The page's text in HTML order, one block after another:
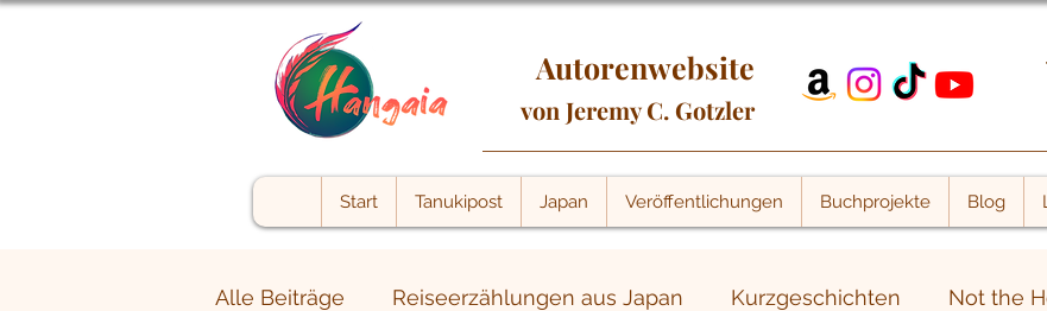
Autorenwebsite
von Jeremy C. Gotzler
Start Tanukipost Japan Veröffentlichungen Buchprojekte Blog
Alle Beiträge Reiseerzählungen aus Japan Kurzgeschichten Not the